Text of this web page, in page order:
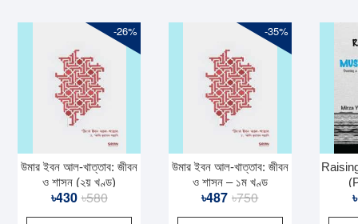
-26%
উমার ইবন আল-খাত্তাব: জীবন
ও শাসন (২য় খণ্ড)
৳580Original
price
৳430
Current
price
-35%
উমার ইবন আল-খাত্তাব: জীবন
ও শাসন – ১ম খণ্ড
৳750Original
price
৳487
Current
price
৳